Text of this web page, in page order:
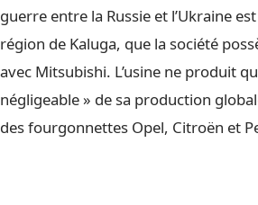
guerre entre la Russie et l’Ukraine
région de Kaluga, que la société
avec Mitsubishi. L’usine ne produit
négligeable » de sa production
des fourgonnettes Opel, Citroën et